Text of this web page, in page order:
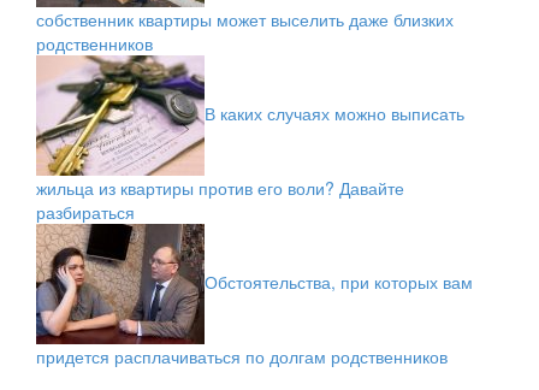
собственник квартиры может выселить даже близких
родственников
В каких случаях можно выписать
жильца из квартиры против его воли? Давайте
разбираться
Обстоятельства, при которых вам
придется расплачиваться по долгам родственников